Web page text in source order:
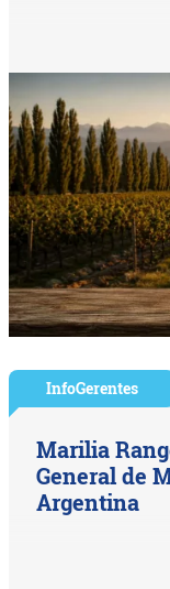
InfoGerentes
Marilia
General de
Argentina